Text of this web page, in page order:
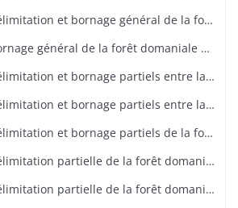
Procès-verbal de délimitation et bornage général de la forêtdomaniale de Murbach
Procès-verbal de bornage général de la forêt domaniale deLinthal prévôtale
Procès-verbal de délimitation et bornage partiels entre la forêt domaniale de Linthal reculée et la métairie de l’Oberlauchen appartenant par indivis aux communes de Lautenbach et Linthal
Procès-verbal de délimitation et bornage partiels entre la forêt domaniale de Murbach et la forêt communale de Murbach
Procès-verbal de délimitation et bornage partiels de la forêt domaniale de Murbach
Procès-verbal de délimitation partielle de la forêt domaniale de Lautenbach-Zell
Procès-verbal de délimitation partielle de la forêt domaniale de Lautenbach